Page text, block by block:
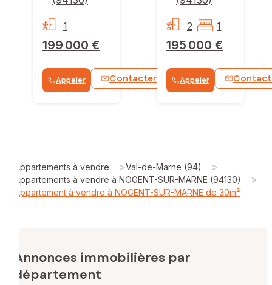
199 000 €
1
Appeler Contacter WhatsApp
195 000 €
2 1
Appeler
Appartements à vendre >Val-de-Marne (94) >
Appartements à vendre à NOGENT-SUR-MARNE (94130) >
Appartement à vendre à NOGENT-SUR-MARNE de 30m²
Annonces immobilières par
département